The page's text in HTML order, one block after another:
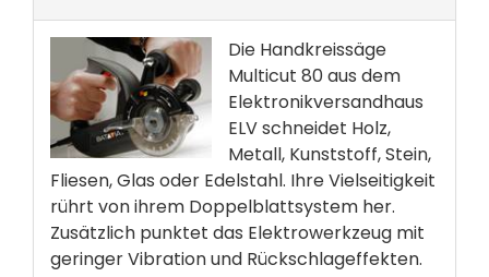
Die Handkreissäge
Multicut 80 aus dem
Elektronikversandhaus
ELV schneidet Holz,
Metall, Kunststoff, Stein,
Fliesen, Glas oder Edelstahl. Ihre Vielseitigkeit
rührt von ihrem Doppelblattsystem her.
Zusätzlich punktet das Elektrowerkzeug mit
geringer Vibration und Rückschlageffekten.